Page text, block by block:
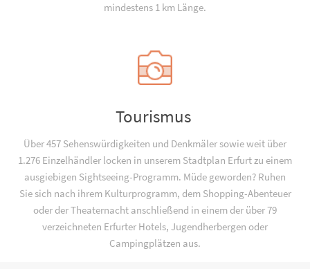
mindestens 1 km Länge.
Tourismus
Über 457 Sehenswürdigkeiten und Denkmäler sowie weit über
1.276 Einzelhändler locken in unserem Stadtplan Erfurt zu einem
ausgiebigen Sightseeing-Programm. Müde geworden? Ruhen
Sie sich nach ihrem Kulturprogramm, dem Shopping-Abenteuer
oder der Theaternacht anschließend in einem der über 79
verzeichneten Erfurter Hotels, Jugend­­herbergen oder
Campingplätzen aus.